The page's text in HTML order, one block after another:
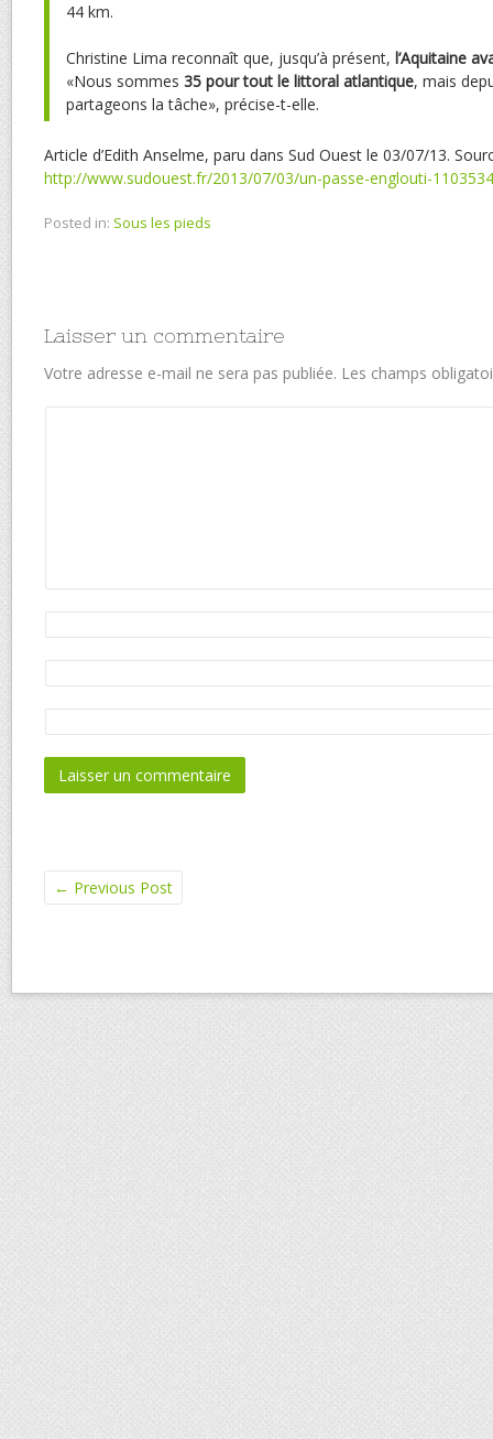
44 km.
Christine Lima reconnaît que, jusqu’à présent, l’Aquitaine
«Nous sommes 35 pour tout le littoral atlantique, mais
partageons la tâche», précise-t-elle.
Article d’Edith Anselme, paru dans Sud Ouest le 03/07/13.
http://www.sudouest.fr/2013/07/03/un-passe-englouti-
Posted in: Sous les pieds
Laisser un commentaire
Votre adresse e-mail ne sera pas publiée. Les champs
← Previous Post